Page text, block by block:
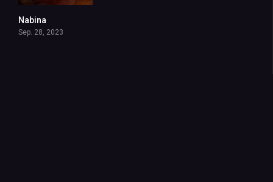
Nabina
Sep. 28, 2023